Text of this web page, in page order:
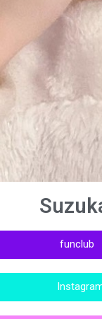
funclub